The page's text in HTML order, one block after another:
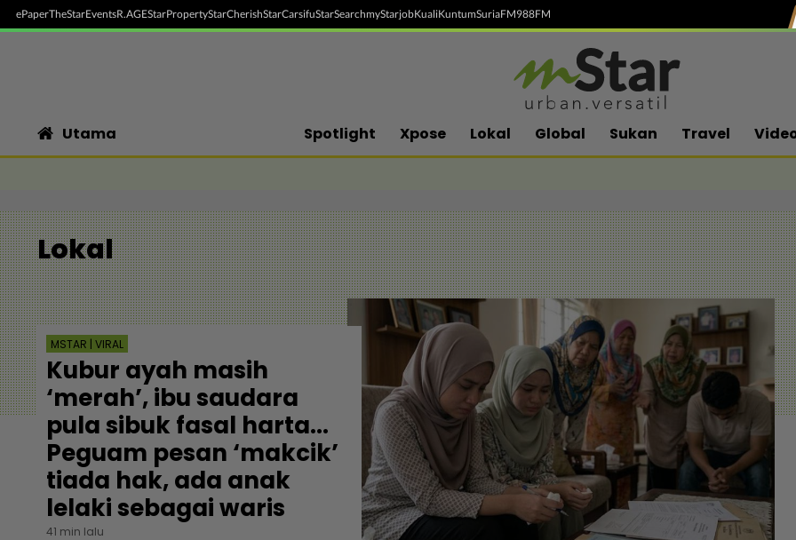
ePaperTheStarEventsR.AGEStarPropertyStarCherishStarCarsifuStarSearchmyStarjobKualiKuntumSuriaFM988FM
Utama Spotlight Xpose Lokal Global Sukan Travel
Lokal
MSTAR | VIRAL
Kubur ayah masih
‘merah’, ibu saudara
pula sibuk fasal harta...
Peguam pesan ‘makcik’
tiada hak, ada anak
lelaki sebagai waris
41 min lalu